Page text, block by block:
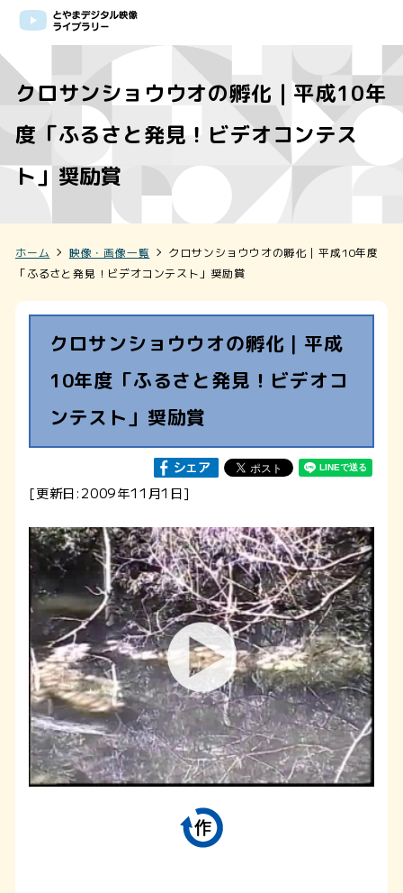
クロサンショウウオの孵化｜平成10年
度「ふるさと発見！ビデオコンテス
ト」奨励賞
ホーム 映像・画像一覧
クロサンショウウオの孵化｜平成10年度
「ふるさと発見！ビデオコンテスト」奨励賞
クロサンショウウオの孵化｜平成
10年度「ふるさと発見！ビデオコ
ンテスト」奨励賞
[更新日:2009年11月1日]